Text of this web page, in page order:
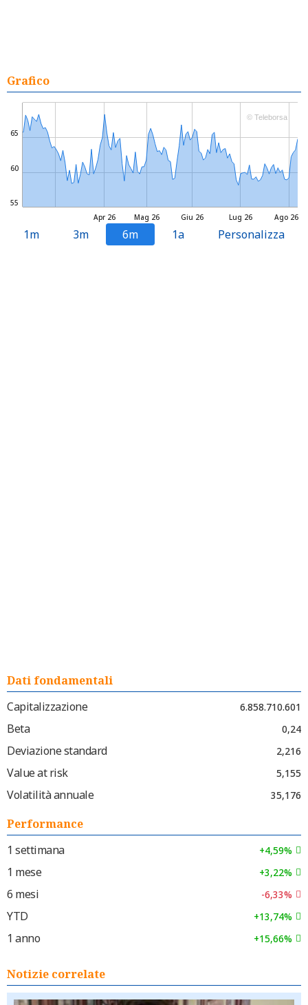
Grafico
Mag 26 Lug 26
Apr 26 Giu 26 Ago 26
55
60
65
© Teleborsa
1m 3m 6m 1a Personalizza
Dati fondamentali
Capitalizzazione
6.858.710.601
Beta 0,24
Deviazione standard 2,216
Value at risk 5,155
Volatilità annuale 35,176
Performance
1 settimana
+4,59%
1 mese +3,22%
6 mesi -6,33%
YTD +13,74%
1 anno +15,66%
Notizie correlate